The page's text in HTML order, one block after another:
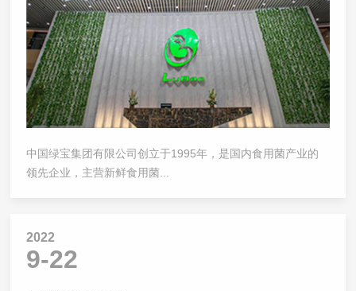
中国绿宝集团有限公司创立于1995年，是国内食用菌产业的
领先企业，主营新鲜食用菌...
2022
9-22